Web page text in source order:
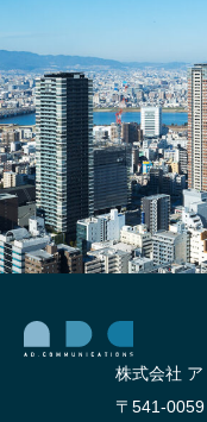
株式会社
〒541-0059